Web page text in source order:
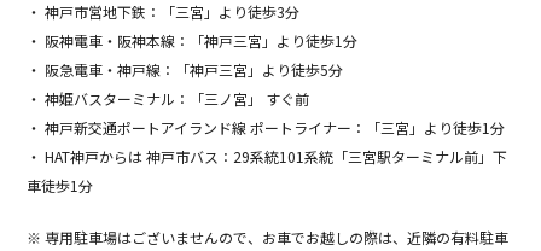
・ 神戸市営地下鉄：「三宮」より徒歩3分
・ 阪神電車・阪神本線：「神戸三宮」より徒歩1分
・ 阪急電車・神戸線：「神戸三宮」より徒歩5分
・ 神姫バスターミナル：「三ノ宮」 すぐ前
・ 神戸新交通ポートアイランド線 ポートライナー：「三宮」より徒歩1分
・ HAT神戸からは 神戸市バス：29系統101系統「三宮駅ターミナル前」下
車徒歩1分
※ 専用駐車場はございませんので、お車でお越しの際は、近隣の有料駐車